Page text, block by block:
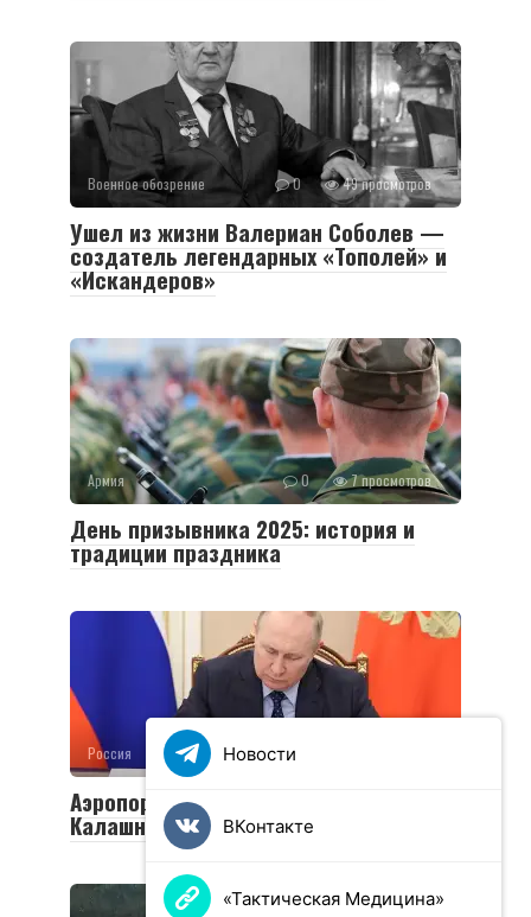
Военное обозрение 0 49 просмотров
Ушел из жизни Валериан Соболев —
создатель легендарных «Тополей» и
«Искандеров»
Армия 0 7 просмотров
День призывника 2025: история и
традиции праздника
Россия
Аэропорту Ижевска присвоено имя
Калашникова
Новости
ВКонтакте
«Тактическая Медицина»